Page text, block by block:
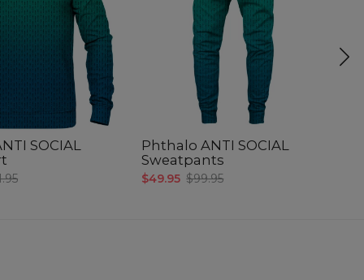
SOCIAL
Phthalo ANTI SOCIAL
Sweatpants
$49.95 $99.95